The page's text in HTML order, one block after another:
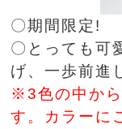
〇期間限定!
〇とっても可
げ、一歩前進
※3色の中から
す。カラーに